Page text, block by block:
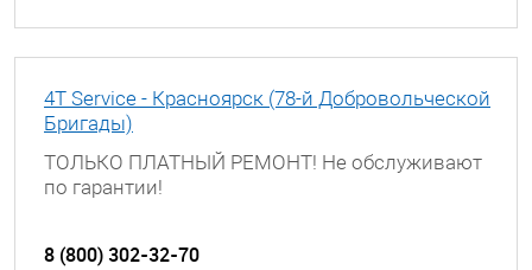
4T Service - Красноярск (78-й Добровольческой
Бригады)
ТОЛЬКО ПЛАТНЫЙ РЕМОНТ! Не обслуживают
по гарантии!
8 (800) 302-32-70